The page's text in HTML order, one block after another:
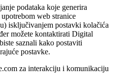
podataka koje generira
web stranice
isključivanjem postavki kolačića
možete kontaktirati Digital
saznali kako postaviti
postavke.
za interakciju i komunikaciju